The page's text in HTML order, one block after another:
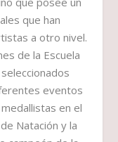
que han
a otro nivel.
de la Escuela
eventos
en el
Natación y la